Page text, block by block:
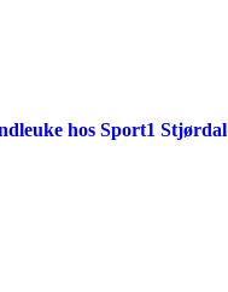
hos Sport1 Stjørdal